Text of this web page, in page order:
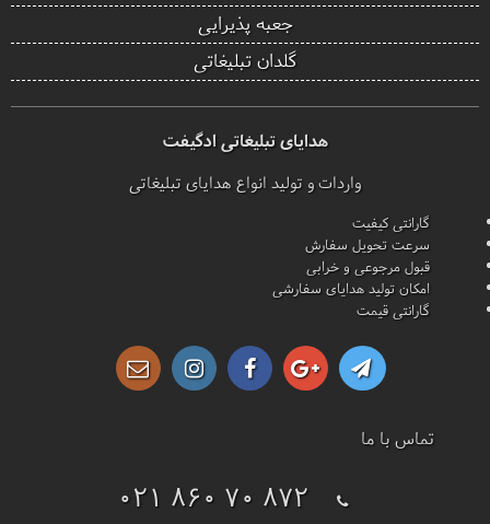
جعبه پذیرایی
گلدان تبلیغاتی
هدایای تبلیغاتی ادگیفت
واردات و تولید انواع هدایای تبلیغاتی
گارانتی کیفیت
سرعت تحویل سفارش
قبول مرجوعی و خرابی
امکان تولید هدایای سفارشی
گارانتی قیمت
تماس با ما
021 860 70 872